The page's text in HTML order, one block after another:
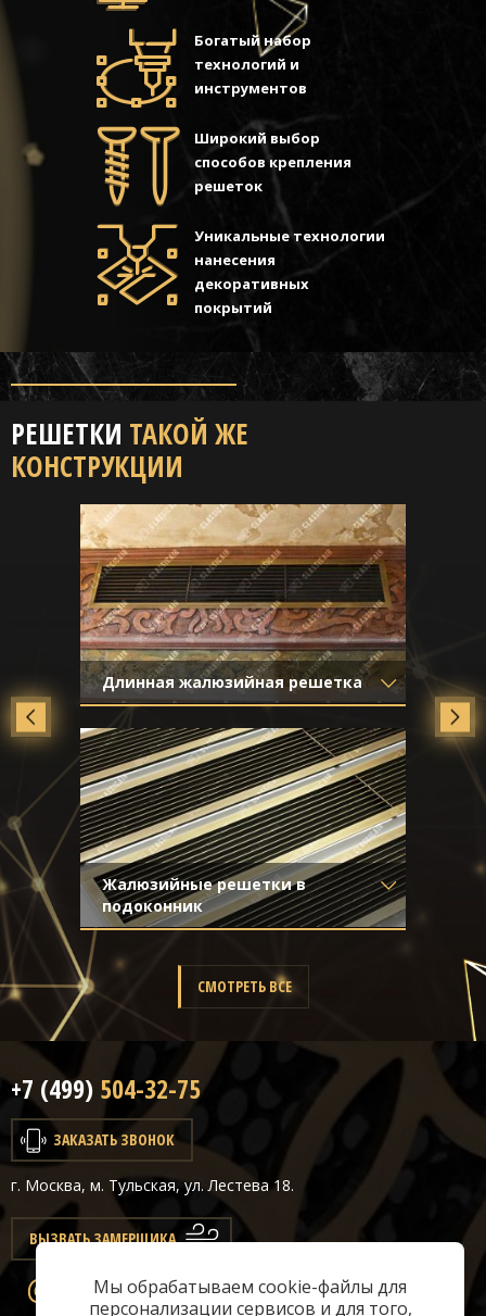
Мы обрабатываем cookie-файлы для
персонализации сервисов и для того,
Богатый набор
технологий и
инструментов
Широкий выбор
способов крепления
решеток
Уникальные технологии
нанесения
декоративных
покрытий
РЕШЕТКИ ТАКОЙ ЖЕ
КОНСТРУКЦИИ
Длинная жалюзийная решетка
Материал- Латунь
Отделка- Старение с эффектом
затёртости
Жалюзийные решетки в
подоконник
Материал- Латунь
направленной риской
СМОТРЕТЬ ВСЕ
+7 (499) 504-32-75
ЗАКАЗАТЬ ЗВОНОК
г. Москва, м. Тульская, ул. Лестева 18.
ВЫЗВАТЬ ЗАМЕРЩИКА
info@classicair.ru